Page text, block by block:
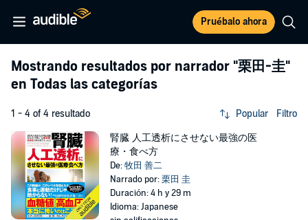
Pruébalo ahora
Mostrando resultados por narrador "栗田-圭"
en Todas las categorías
1 - 4 of 4 resultado Popular Filtro
腎臓 人工透析にさせない最強の医
療・食べ方
De:牧田 善二
Narrado por:栗田 圭
Duración: 4 h y 29 m
Idioma: Japanese